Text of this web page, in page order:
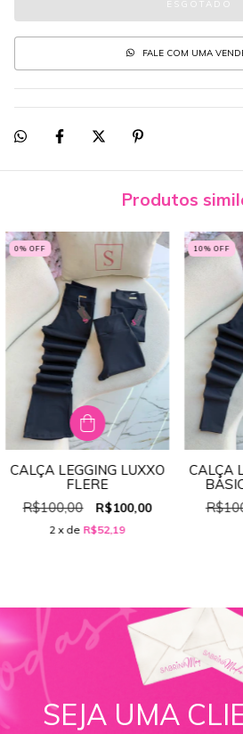
FALE COM UMA
Produtos
0% OFF
CALÇA LEGGING LUXXO
FLERE
R$100,00
R$100,00
2 x de R$52,19
10% OFF
CALÇA
SEJA UMA